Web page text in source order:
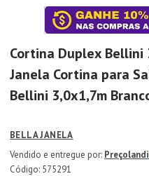
Cortina Duplex Bellini
Janela Cortina para
Bellini 3,0x1,7m
BELLA JANELA
: 575291
Xicara
Lixeira
10º Organizador